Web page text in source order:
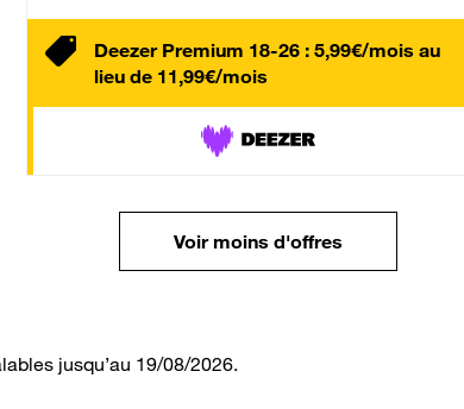
Deezer Premium 18-26 : 5,99€/mois au
lieu de 11,99€/mois
Voir moins d'offres
jusqu’au 19/08/2026.